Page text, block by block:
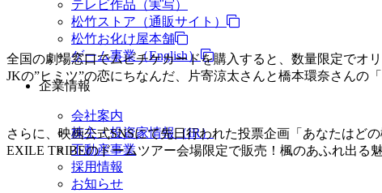
テレビ作品（実写）
松竹ストア（通販サイト）
松竹お化け屋本舗
ゲーム事業（English）
企業情報
会社案内
株主・投資家情報（IR）
不動産事業
採用情報
お知らせ
全国の劇場窓口でムビチケカードを購入すると、数量限定でオ
JKの”ヒミツ”の恋にちなんだ、片寄涼太さんと橋本環奈さんの
さらに、映画公式SNSにて先日行われた投票企画「あなたはど
EXILE TRIBEのドームツアー会場限定で販売！楓のあふれ出る